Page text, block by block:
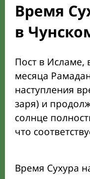
Время
в
Пост в Исламе,
месяца
наступления
заря) и
солнце
что
Время Сухура